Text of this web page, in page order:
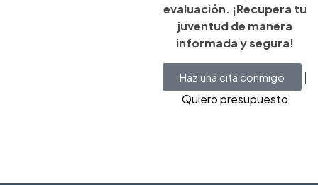
evaluación. ¡Recupera tu
juventud de manera
informada y segura!
Haz una cita conmigo
|
Quiero presupuesto